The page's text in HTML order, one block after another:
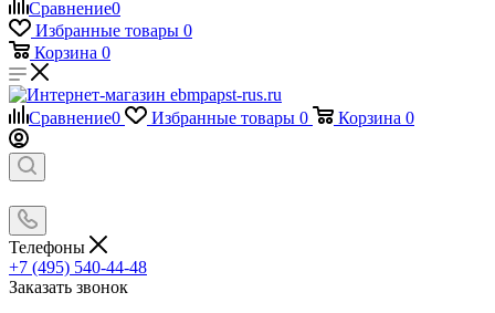
Сравнение0
Избранные товары 0
Корзина 0
Сравнение0 Избранные товары 0 Корзина 0
Телефоны
+7 (495) 540-44-48
Заказать звонок